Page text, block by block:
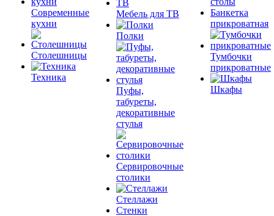
Современные
кухни
Столешницы
Техника
Мебель для ТВ
Полки
Пуфы,
табуреты,
декоративные
стулья
Сервировочные
столики
Стеллажи
Стенки
Банкетка
прикроватная
Тумбочки
прикроватные
Шкафы